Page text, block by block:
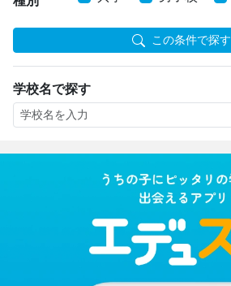
この条件で探す
学校名で探す